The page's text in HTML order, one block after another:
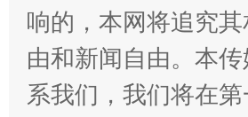
响的，本网将追究
由和新闻自由。本
系我们，我们将在